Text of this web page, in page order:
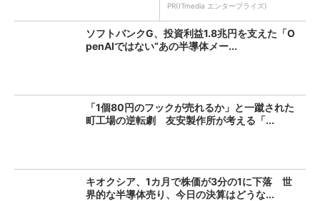
PR(ITmedia エンタープライズ)
ソフトバンクG、投資利益1.8兆円を支えた「O
penAIではない“あの半導体メー...
「1個80円のフックが売れるか」と一蹴された
町工場の逆転劇 友安製作所が考える「...
キオクシア、1カ月で株価が3分の1に下落 世
界的な半導体売り、今日の決算はどうな...